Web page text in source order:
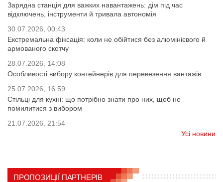
Зарядна станція для важких навантажень: дім під час
відключень, інструменти й тривала автономія
30.07.2026, 00:43
Екстремальна фіксація: коли не обійтися без алюмінієвого й
армованого скотчу
28.07.2026, 14:08
Особливості вибору контейнерів для перевезення вантажів
25.07.2026, 16:59
Стільці для кухні: що потрібно знати про них, щоб не
помилитися з вибором
21.07.2026, 21:54
Усі новини
ПРОПОЗИЦІЇ ПАРТНЕРІВ